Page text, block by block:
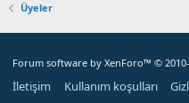
Üyeler
Forum software by XenForo™ ©
İletişim Kullanım koşulları